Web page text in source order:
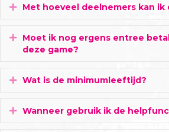
Uitbreiden
Met hoeveel deelnemers kan ik
Uitbreiden
Moet ik nog ergens entree
deze game?
Uitbreiden
Wat is de minimumleeftijd?
Uitbreiden
Wanneer gebruik ik de